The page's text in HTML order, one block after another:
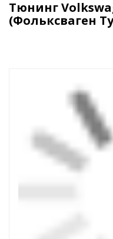
Тюнинг
(Фольксваген